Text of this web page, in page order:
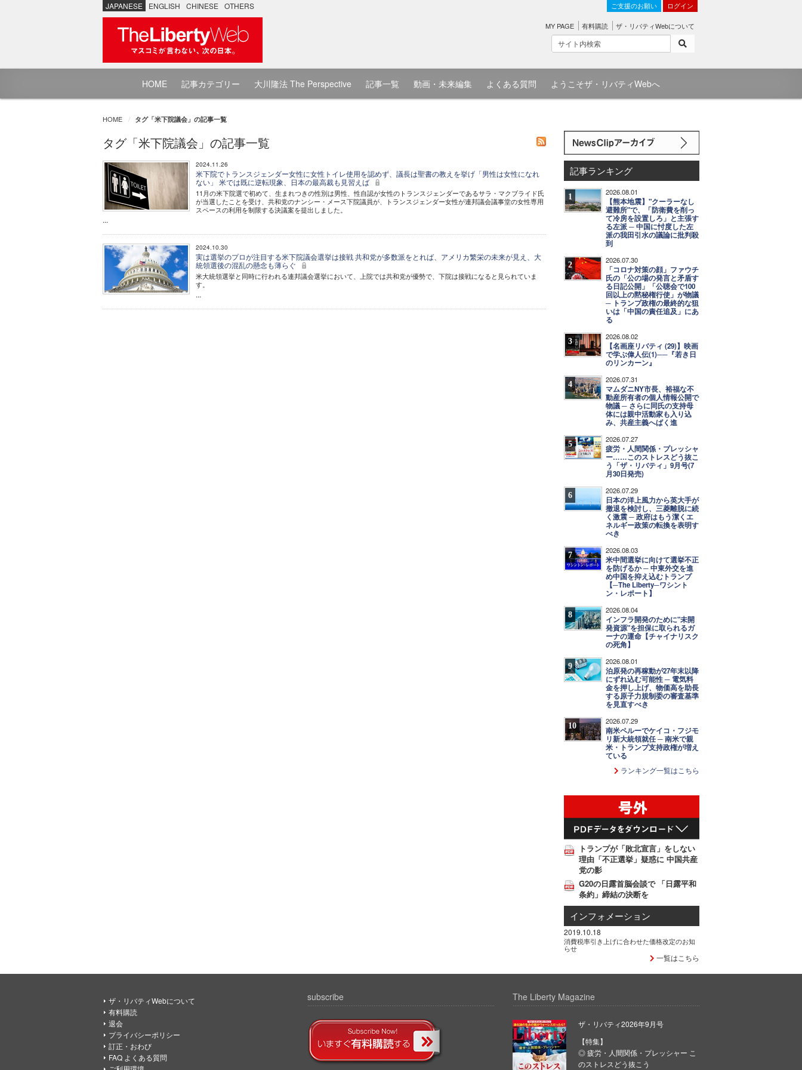
JAPANESE ENGLISH CHINESE OTHERS ご支援のお願い ログイン
MY PAGE 有料購読 ザ・リバティWebについて
HOME 記事カテゴリー 大川隆法 The Perspective 記事一覧 動画・未来編集 よくある質問 ようこそザ・リバティWebへ
HOME タグ「米下院議会」の記事一覧
タグ「米下院議会」の記事一覧
2024.11.26
米下院でトランスジェンダー女性に女性トイレ使用を認めず、議長は聖書の教えを挙げ「男性は女性になれ
ない」 米では既に逆転現象、日本の最高裁も見習えば
11月の米下院選で初めて、生まれつきの性別は男性、性自認が女性のトランスジェンダーであるサラ・マクブライド氏
が当選したことを受け、共和党のナンシー・メース下院議員が、トランスジェンダー女性が連邦議会議事堂の女性専用
スペースの利用を制限する決議案を提出しました。
...
2024.10.30
実は選挙のプロが注目する米下院議会選挙は接戦 共和党が多数派をとれば、アメリカ繁栄の未来が見え、大
統領選後の混乱の懸念も薄らぐ
米大統領選挙と同時に行われる連邦議会選挙において、上院では共和党が優勢で、下院は接戦になると見られていま
す。
...
記事ランキング
1 2026.08.01
【熊本地震】"クーラーなし
避難所"で、「防衛費を削っ
て冷房を設置しろ」と主張す
る左派 ─ 中国に忖度した左
派の我田引水の議論に批判殺
到
2 2026.07.30
「コロナ対策の顔」ファウチ
氏の「公の場の発言と矛盾す
る日記公開」「公聴会で100
回以上の黙秘権行使」が物議
─ トランプ政権の最終的な狙
いは「中国の責任追及」にあ
る
3 2026.08.02
【名画座リバティ (29)】映画
で学ぶ偉人伝(1)──『若き日
のリンカーン』
4 2026.07.31
マムダニNY市長、裕福な不
動産所有者の個人情報公開で
物議 ─ さらに同氏の支持母
体には親中活動家も入り込
み、共産主義へばく進
5 2026.07.27
疲労・人間関係・プレッシャ
ー……このストレスどう抜こ
う「ザ・リバティ」9月号(7
月30日発売)
6 2026.07.29
日本の洋上風力から英大手が
撤退を検討し、三菱離脱に続
く激震 ─ 政府はもう潔くエ
ネルギー政策の転換を表明す
べき
7 2026.08.03
米中間選挙に向けて選挙不正
を防げるか ─ 中東外交を進
め中国を抑え込むトランプ
【─The Liberty─ワシント
ン・レポート】
8 2026.08.04
インフラ開発のために"未開
発資源"を担保に取られるガ
ーナの運命【チャイナリスク
の死角】
9 2026.08.01
泊原発の再稼動が27年末以降
にずれ込む可能性 ─ 電気料
金を押し上げ、物価高を助長
する原子力規制委の審査基準
を見直すべき
10 2026.07.29
南米ペルーでケイコ・フジモ
リ新大統領就任 ─ 南米で親
米・トランプ支持政権が増え
ている
ランキング一覧はこちら
トランプが「敗北宣言」をしない
理由「不正選挙」疑惑に 中国共産
党の影
G20の日露首脳会談で 「日露平和
条約」締結の決断を
インフォメーション
2019.10.18
消費税率引き上げに合わせた価格改定のお知
らせ
一覧はこちら
ザ・リバティWebについて
有料購読
退会
プライバシーポリシー
訂正・おわび
FAQ よくある質問
subscribe The Liberty Magazine
ザ・リバティ2026年9月号
【特集】
◎ 疲労・人間関係・プレッシャー こ
のストレスどう抜こう